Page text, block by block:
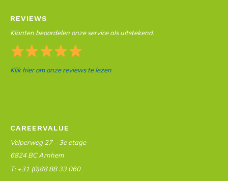
REVIEWS
Klanten beoordelen onze service als uitstekend.
Klik hier om onze reviews te lezen
CAREERVALUE
Velperweg 27 – 3e etage
6824 BC Arnhem
T: +31 (0)88 88 33 060